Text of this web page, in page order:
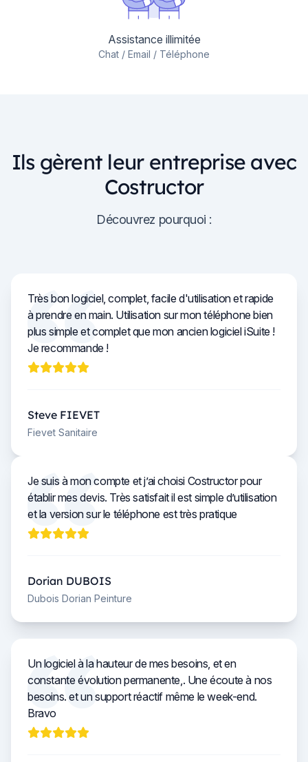
Assistance illimitée
Chat / Email / Téléphone
Ils gèrent leur entreprise avec
Costructor
Découvrez pourquoi :
Très bon logiciel, complet, facile d'utilisation et rapide
à prendre en main. Utilisation sur mon téléphone bien
plus simple et complet que mon ancien logiciel iSuite !
Je recommande !
Steve FIEVET
Fievet Sanitaire
Je suis à mon compte et j’ai choisi Costructor pour
établir mes devis. Très satisfait il est simple d’utilisation
et la version sur le téléphone est très pratique
Dorian DUBOIS
Dubois Dorian Peinture
Un logiciel à la hauteur de mes besoins, et en
constante évolution permanente,. Une écoute à nos
besoins. et un support réactif même le week-end.
Bravo